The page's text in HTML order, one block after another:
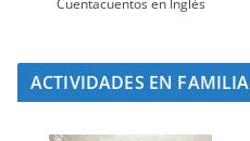
Cuentacuentos en Inglés
ACTIVIDADES EN FAMILIA